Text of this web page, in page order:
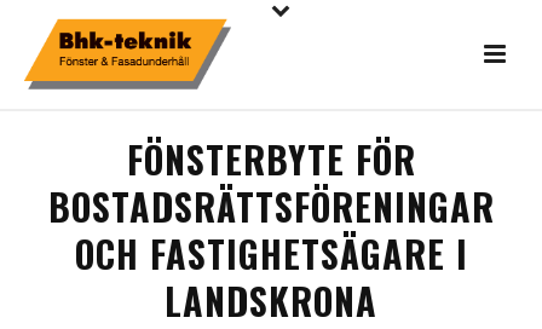
FÖNSTERBYTE FÖR
BOSTADSRÄTTSFÖRENINGAR
OCH FASTIGHETSÄGARE I
LANDSKRONA